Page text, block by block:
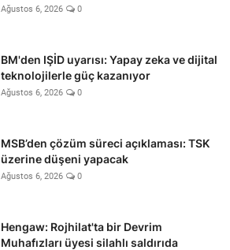
Ağustos 6, 2026 0
BM'den IŞİD uyarısı: Yapay zeka ve dijital
teknolojilerle güç kazanıyor
Ağustos 6, 2026 0
MSB’den çözüm süreci açıklaması: TSK
üzerine düşeni yapacak
Ağustos 6, 2026 0
Hengaw: Rojhilat'ta bir Devrim
Muhafızları üyesi silahlı saldırıda